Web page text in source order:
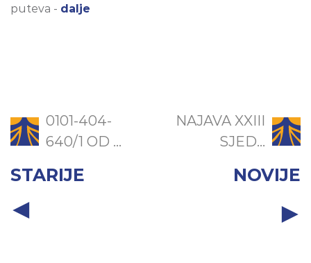
puteva - dalje
0101-404-
640/1 OD ...
STARIJE
NAJAVA XXIII
SJED...
NOVIJE